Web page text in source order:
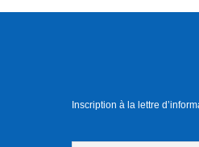
Inscription à la lettre